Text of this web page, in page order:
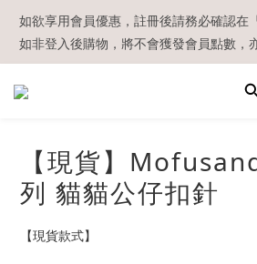
【現貨區】內款式均為在港現貨，現貨區
貨喔！
如欲享用會員優惠，註冊後請務必確認在
如非登入後購物，將不會獲發會員點數，
溫馨提示：所有順豐快遞／本地及國際郵
【現貨區】內款式均為在港現貨，現貨區
貨喔！
【現貨】
列 貓貓公仔扣針
【現貨款式】